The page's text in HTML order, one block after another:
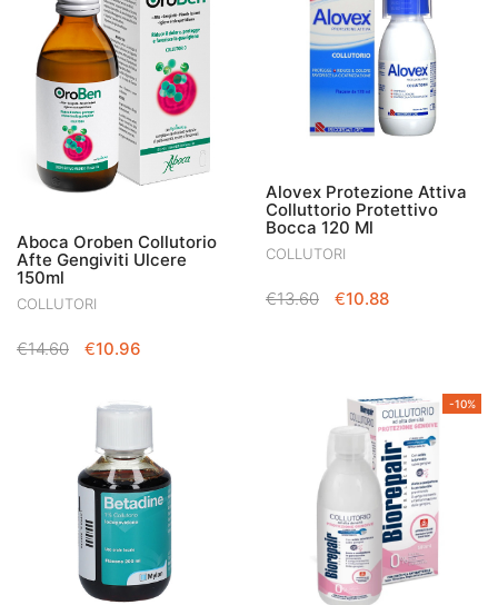
Aboca Oroben Collutorio
Afte Gengiviti Ulcere
150ml
COLLUTORI
€14.60
IL
ERA:
€14.60.
€10.96
€10.96.
Alovex Protezione Attiva
Colluttorio Protettivo
Bocca 120 Ml
COLLUTORI
€13.60
IL
€10.88IL
€10.88.
-10%